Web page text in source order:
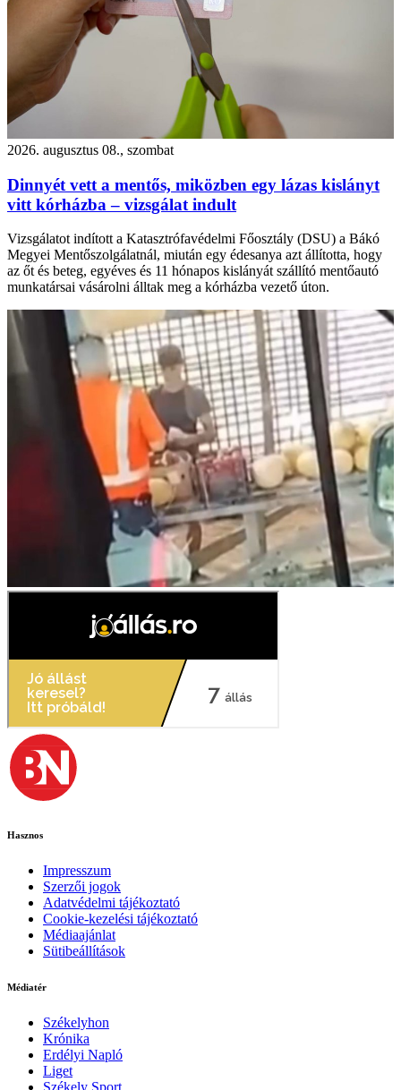
2026. augusztus 08., szombat
Dinnyét vett a mentős, miközben egy lázas kislányt
vitt kórházba – vizsgálat indult
Vizsgálatot indított a Katasztrófavédelmi Főosztály (DSU) a Bákó
Megyei Mentőszolgálatnál, miután egy édesanya azt állította, hogy
az őt és beteg, egyéves és 11 hónapos kislányát szállító mentőautó
munkatársai vásárolni álltak meg a kórházba vezető úton.
Hasznos
Impresszum
Szerzői jogok
Adatvédelmi tájékoztató
Cookie-kezelési tájékoztató
Médiaajánlat
Sütibeállítások
Médiatér
Székelyhon
Krónika
Erdélyi Napló
Liget
Székely Sport